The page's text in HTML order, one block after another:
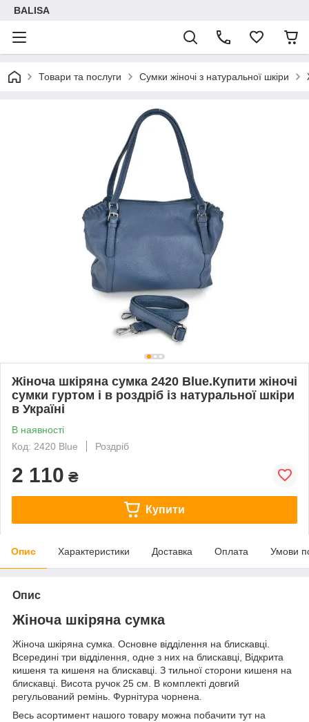
BALISA
Товари та послуги Сумки жіночі з натуральної шкіри
Жіноча шкіряна сумка 2420 Blue.Купити жіночі
сумки гуртом і в роздріб із натуральної шкіри
в Україні
В наявності
Код: 2420 Blue
Роздріб
2 110 ₴
Купити
Опис Характеристики Доставка Оплата Умови
Опис
Жіноча шкіряна сумка
Жіноча шкіряна сумка. Основне відділення на блискавці.
Всередині три відділення, одне з них на блискавці, Відкрита
кишеня та кишеня на блискавці. З тильної сторони кишеня на
блискавці. Висота ручок 25 см. В комплекті довгий
регульований ремінь. Фурнітура чорнена.
Весь асортимент нашого товару можна побачити тут на